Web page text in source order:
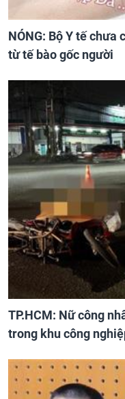
NÓNG: Bộ Y tế chưa
từ tế bào gốc người
TP.HCM: Nữ công
trong khu công